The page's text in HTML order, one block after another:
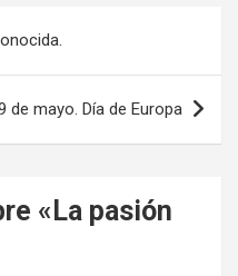
de mayo. Día de Europa
« La pasión